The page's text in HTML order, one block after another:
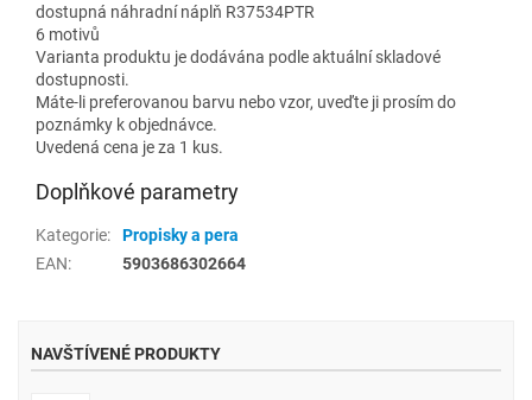
dostupná náhradní náplň R37534PTR
6 motivů
Varianta produktu je dodávána podle aktuální skladové
dostupnosti.
Máte-li preferovanou barvu nebo vzor, uveďte ji prosím do
poznámky k objednávce.
Uvedená cena je za 1 kus.
Doplňkové parametry
Kategorie:
Propisky a pera
EAN: 5903686302664
NAVŠTÍVENÉ PRODUKTY